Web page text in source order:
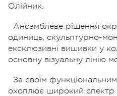
Олійник.
Ансамблеве рішення
одиниць, скульптурно-
ексклюзивні вишивки у
основну візуальну лінію
За своїм
охоплює широкий спектр